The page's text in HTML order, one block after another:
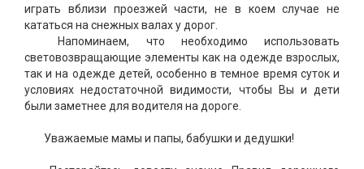
играть вблизи проезжей части, не в коем случае не
кататься на снежных валах у дорог.
Напоминаем, что необходимо использовать
световозвращающие элементы как на одежде взрослых,
так и на одежде детей, особенно в темное время суток и
условиях недостаточной видимости, чтобы Вы и дети
были заметнее для водителя на дороге.
Уважаемые мамы и папы, бабушки и дедушки!